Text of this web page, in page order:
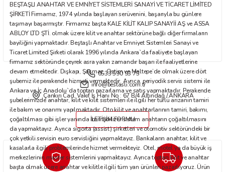
Bu ürüne benzer farklı alternatifler olmalı.
Gönder
BEŞTAŞLI ANAHTAR VE EMNİYET SİSTEMLERİ SANAYİ VE TİCARET LİMİTED
ŞİRKETİ Firmamız, 1974 yılında başlayan serüvenini, başarıyla bu günlere
taşımayı başarmıştır. Firmamız başta KALE KİLİT KALIP SANAYİİ AŞ ve ASSA
ABLOY LTD ŞTİ. olmak üzere kilit ve anahtar sektörüne bağlı diğer firmaların
bayiliğini yapmaktadır. Beştaşlı Anahtar ve Emniyet Sistemleri Sanayi ve
Ticaret Limited Şirketi olarak 1996 yılında Ankara`da faaliyete başlayan
firmamız sektöründe çeyrek asra yakın zamandır başarı ile faaliyetlerine
devam etmektedir. Dışkapı, Şaşmaz, Ostim ve Maltepe’de olmak üzere dört
şubemiz ile perakende hizmeti vermektedir. Ayrıca, periyodik servis sistemi ile
Ankara ve İç Anadolu`da toptan pazarlama ve satış yapmaktadır. Perakende
şubelerimizde anahtar, kilit ve kilit sistemleri ile ilgili her türlü arızanın tamiri
ile bakım ve onarımı yapılmaktadır. Oto kilit ve anahtarlarının tamiri, bakımı,
çoğaltılması gibi işler yanında immobilizer sistem anahtarın çoğaltılmasını
da yapmaktayız. Ayrıca sigorta (assist) şirketleri ve otomotiv sektöründeki bir
çok yetkili servisin euro servisliğini yapmaktayız. Bankaların anahtar, kilit ve
kasalarla ilgili problemlerinde hizmet vermekteyiz. Otel, motel ya da büyük iş
merkezlerinin master sistemlerini yapmaktayız. Ayrıca toptan kilit ve anahtar
başta olmak üzere anahtar ve kilitle ilgili tüm yan ürünleri pazarlıyoruz. Ürün
0533 590 93 75
info@bestasli.com.tr
Çankırı Cad. Vakıf İş Hanı No : 67 B/4 Altındağ / ANKARA
İLETİŞİM FORMU